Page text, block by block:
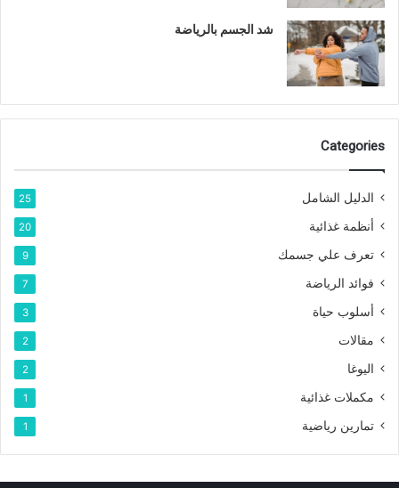
شد الجسم بالرياضة
Categories
الدليل الشامل 25
أنظمة غذائية 20
تعرف علي جسمك 9
فوائد الرياضة 7
أسلوب حياة 3
مقالات 2
اليوغا 2
مكملات غذائية 1
تمارين رياضية 1